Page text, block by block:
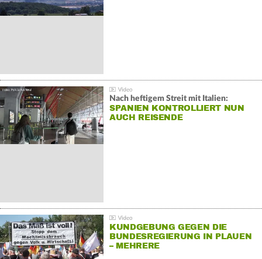
Nach heftigem Streit mit Italien:
SPANIEN KONTROLLIERT NUN
AUCH REISENDE
KUNDGEBUNG GEGEN DIE
BUNDESREGIERUNG IN PLAUEN
– MEHRERE